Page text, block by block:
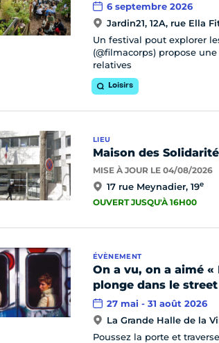
6 septembre 2026
Jardin21, 12A, rue Ella
Un festival pout explorer
(@filmacorps) propose
relatives
Loisirs
LIEU
Maison des
MISE À JOUR LE 04/08/2026
17 rue Meynadier, 19e
OUVERT JUSQU'À 16H00
ÉVÈNEMENT
On a vu, on a aimé
plonge dans le
27 mai - 31 août 2026
La Grande Halle de la
Poussez la porte et